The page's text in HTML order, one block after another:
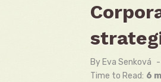
By Eva Senková
Time to Read: 6